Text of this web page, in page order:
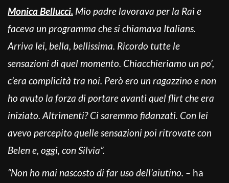
Monica Bellucci. Mio padre lavorava per la Rai e
faceva un programma che si chiamava Italians.
Arriva lei, bella, bellissima. Ricordo tutte le
sensazioni di quel momento. Chiacchieriamo un po’,
c’era complicità tra noi. Però ero un ragazzino e non
ho avuto la forza di portare avanti quel flirt che era
iniziato. Altrimenti? Ci saremmo fidanzati. Con lei
avevo percepito quelle sensazioni poi ritrovate con
Belen e, oggi, con Silvia”.
“Non ho mai nascosto di far uso dell’aiutino. – ha